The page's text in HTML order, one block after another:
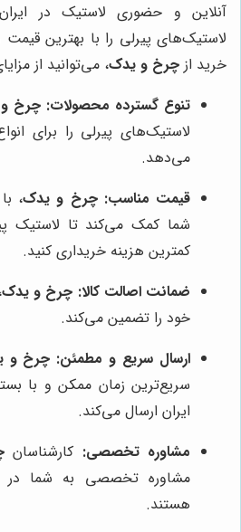
آنلاین و حضوری لاستیک در
لاستیک‌های پیرلی را با بهترین
خرید از چرخ و یدک، می‌توانید از
تنوع گسترده محصولات: چرخ
لاستیک‌های پیرلی را برای
می‌دهد.
قیمت مناسب: چرخ و یدک،
شما کمک می‌کند تا لاستیک
کمترین هزینه خریداری کنید.
ضمانت اصالت کالا: چرخ و یدک
خود را تضمین می‌کند.
ارسال سریع و مطمئن: چرخ و
سریع‌ترین زمان ممکن و با
ایران ارسال می‌کند.
مشاوره تخصصی: کارشناسان
مشاوره تخصصی به شما در
هستند.